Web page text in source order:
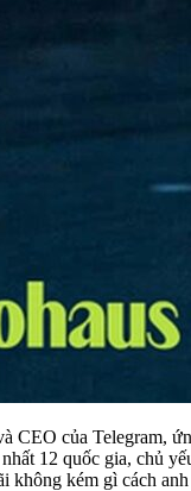
CEO của Telegram,
12 quốc gia, chủ
không kém gì cách